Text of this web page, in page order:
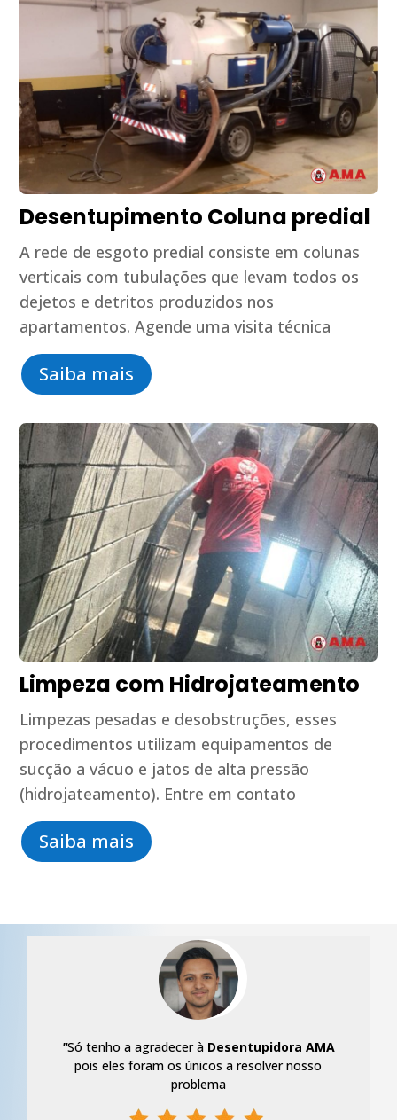
Desentupimento Coluna predial
A rede de esgoto predial consiste em colunas
verticais com tubulações que levam todos os
dejetos e detritos produzidos nos
apartamentos. Agende uma visita técnica
Saiba mais
Limpeza com Hidrojateamento
Limpezas pesadas e desobstruções, esses
procedimentos utilizam equipamentos de
sucção a vácuo e jatos de alta pressão
(hidrojateamento). Entre em contato
Saiba mais
"Só tenho a agradecer à Desentupidora AMA
pois eles foram os únicos a resolver nosso
problema